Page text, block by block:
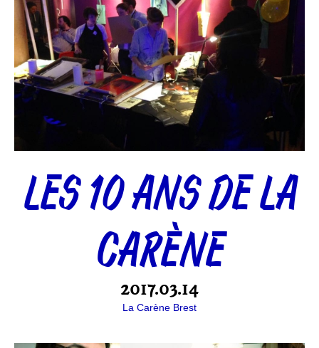
LES 10 ANS DE LA
CARÈNE
2017.03.14
La Carène Brest